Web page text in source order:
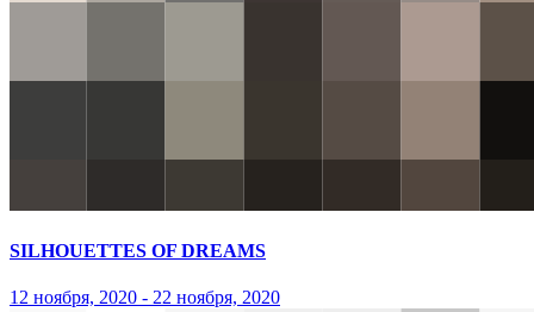
SILHOUETTES OF DREAMS
12 ноября, 2020 - 22 ноября, 2020